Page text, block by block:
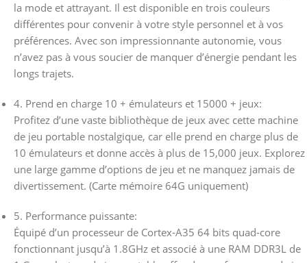
la mode et attrayant. Il est disponible en trois couleurs
différentes pour convenir à votre style personnel et à vos
préférences. Avec son impressionnante autonomie, vous
n’avez pas à vous soucier de manquer d’énergie pendant les
longs trajets.
4. Prend en charge 10 + émulateurs et 15000 + jeux:
Profitez d’une vaste bibliothèque de jeux avec cette machine
de jeu portable nostalgique, car elle prend en charge plus de
10 émulateurs et donne accès à plus de 15,000 jeux. Explorez
une large gamme d’options de jeu et ne manquez jamais de
divertissement. (Carte mémoire 64G uniquement)
5. Performance puissante:
Équipé d’un processeur de Cortex-A35 64 bits quad-core
fonctionnant jusqu’à 1.8GHz et associé à une RAM DDR3L de